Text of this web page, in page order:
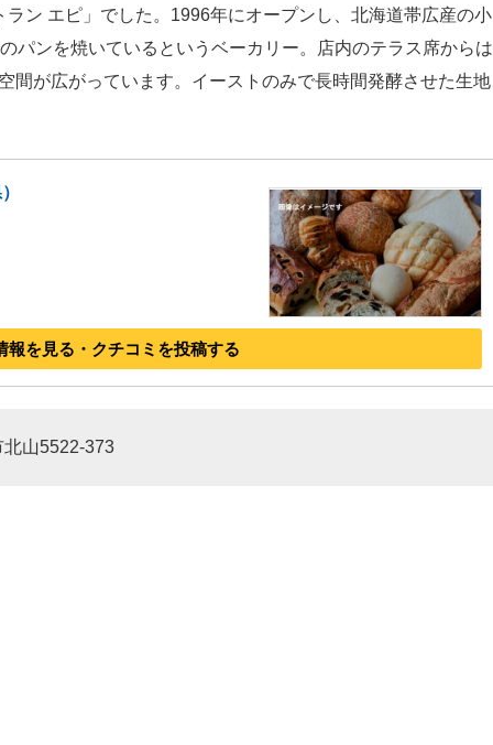
ン エピ」でした。1996年にオープンし、北海道帯広産の小
パンを焼いているというベーカリー。店内のテラス席からは
間が広がっています。イーストのみで長時間発酵させた生地
報を見る・クチコミを投稿する
北山5522-373